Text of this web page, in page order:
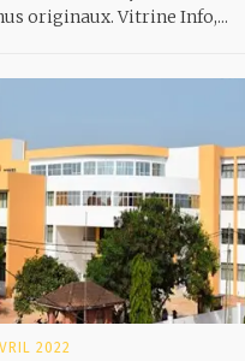
originaux. Vitrine Info,...
2022